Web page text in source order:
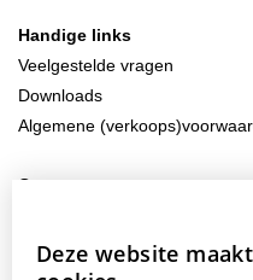
Handige links
Veelgestelde vragen
Downloads
Algemene
Contacteer ons
+32 56 77 45 15
Deze website